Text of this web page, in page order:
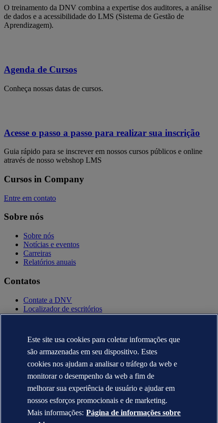
O treinamento da DNV combina a expertise dos auditores, a análise
de dados e a acessibilidade do LMS (Sistema de Gestão de
Aprendizagem).
Agenda de Cursos
Conheça nossas datas de cursos.
Acesse o passo a passo para realizar sua inscrição
Guia rápido para se inscrever em nossos cursos públicos e online
através de nosso webshop LMS
Cursos in Company
Entre em contato
Sobre nós
Sobre nós
Notícias e eventos
Carreiras
Relatórios anuais
Contatos
Contate a DNV
Localizador de escritórios
Contatos para imprensa
Política de privacidade
Termo de uso
Copyright © DNV AS 2025
Informação sobre cookies
Este site usa cookies para coletar informações que
são armazenadas em seu dispositivo. Estes
cookies nos ajudam a analisar o tráfego da web e
monitorar o desempenho da web a fim de
melhorar sua experiência de usuário e ajudar em
nossos esforços promocionais e de marketing.
Mais informações: Página de informações sobre